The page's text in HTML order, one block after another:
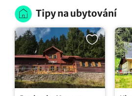
Tipy na ubytování